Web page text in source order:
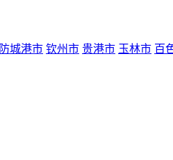
防城港市 钦州市 贵港市 玉林市 百